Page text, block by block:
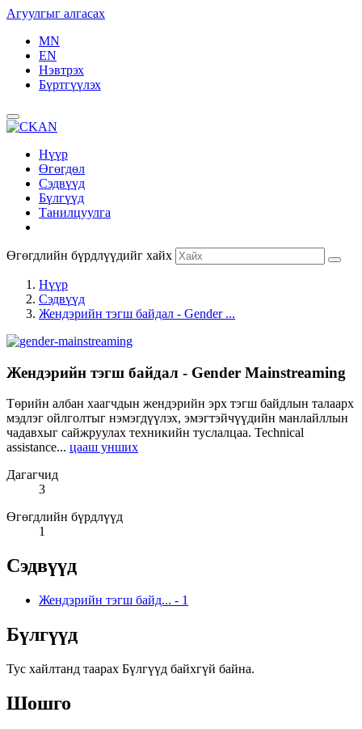
Агуулгыг алгасах
MN
EN
Нэвтрэх
Бүртгүүлэх
Нүүр
Өгөгдөл
Сэдвүүд
Бүлгүүд
Танилцуулга
Өгөгдлийн бүрдлүүдийг хайх
Нүүр
Сэдвүүд
Жендэрийн тэгш байдал - Gender ...
Жендэрийн тэгш байдал - Gender Mainstreaming
Төрийн албан хаагчдын жендэрийн эрх тэгш байдлын талаарх
мэдлэг ойлголтыг нэмэгдүүлэх, эмэгтэйчүүдийн манлайллын
чадавхыг сайжруулах техникийн туслалцаа. Technical
assistance... цааш унших
Дагагчид
3
Өгөгдлийн бүрдлүүд
1
Сэдвүүд
Жендэрийн тэгш байд... - 1
Бүлгүүд
Тус хайлтанд таарах Бүлгүүд байхгүй байна.
Шошго